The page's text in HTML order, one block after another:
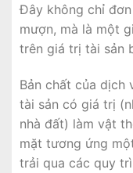
Đây không chỉ
mượn, mà là một
trên giá trị tài sản
Bản chất của dịch
tài sản có giá trị
nhà đất) làm vật
mặt tương ứng
trải qua các quy